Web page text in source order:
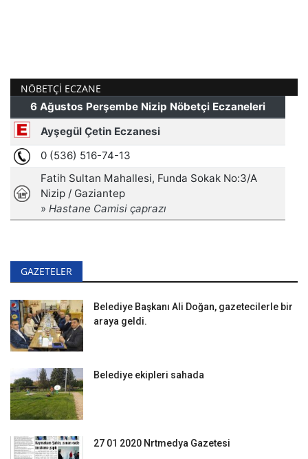
NÖBETÇI ECZANE
GAZETELER
Belediye Başkanı Ali Doğan, gazetecilerle bir
araya geldi.
Belediye ekipleri sahada
27 01 2020 Nrtmedya Gazetesi